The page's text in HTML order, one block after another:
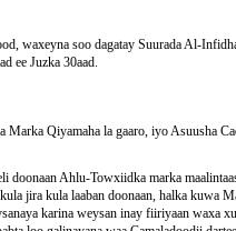
waxeyna soo dagatay Suurada Al-
ee Juzka 30aad.
Qiyamaha la gaaro, iyo Asuusha
doonaan Ahlu-Towxiidka marka
jira kula laaban doonaan, halka kuwa
karina weysan inay fiiriyaan waxa